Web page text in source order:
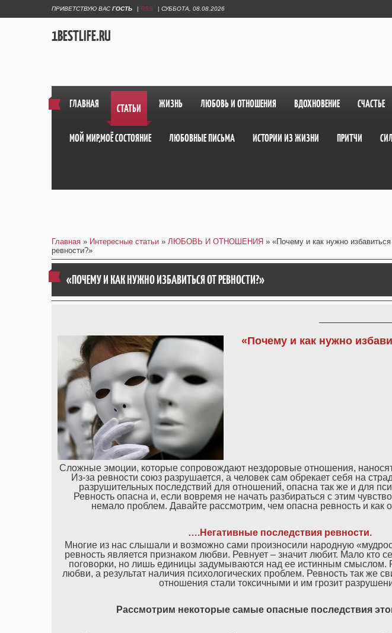
ПРИВЕТСТВУЮ ВАС ГОСТЬ | RSS | СУББОТА, 08.08.2026
1BESTLIFE.RU
ГЛАВНАЯ СТАТЬИ ЖИЗНЬ ЛЮБОВЬ И ОТНОШЕНИЯ ВДОХНОВЕНИЕ СЧАСТЬЕ
МОЙ МИР,МОЁ СОСТОЯНИЕ ЛЮБОВНЫЕ ПИСЬМА ИСТОРИИ ИЗ ЖИЗНИ ПРИТЧИ
Главная » Интересные статьи » ЛЮБОВЬ И ОТНОШЕНИЯ » «Почему и как нужно избавиться
ревности?»
«ПОЧЕМУ И КАК НУЖНО ИЗБАВИТЬСЯ ОТ РЕВНОСТИ?»
«Почему и как нужно
Сложные эмоции, которые сопровождают нездоровые отношения,
Из-за ревности союз разрушается, а человек сам обрекает себя на
разрушительных последствий для отношений, опасна так же и для
Ревность опасна и, если вовремя не начать разбираться с этим
немало проблем. Давайте рассмотрим, чем опасна ревность и как
….Негативные последствия ревности.
Многие из нас слышали и возможно сами произносили народную
ревность является признаком любви. Ревнует – значит любит. Мало кто
поговорки, но лишь единицы задумываются над ее истинным смыслом.
любви, а результат наличия психологических проблем. Ревность так же
отношения стали токсичными и им грозит
Рассмотрим некоторые самые опасные последствия